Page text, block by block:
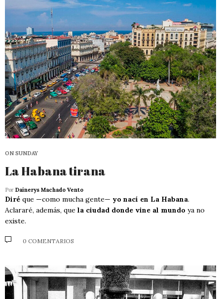
ON SUNDAY
La Habana tirana
Por Dainerys Machado Vento
Diré que —como mucha gente— yo nací en La Habana.
Aclararé, además, que la ciudad donde vine al mundo ya no
existe.
0 COMENTARIOS